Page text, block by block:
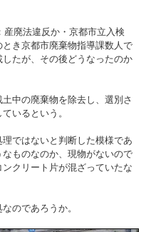
産廃法違反か・京都市立入検
き京都市廃棄物指導課数人で
たが、その後どうなったのか
中の廃棄物を除去し、選別さ
いるという。
ではないと判断した模様であ
ものなのか、現物がないので
クリート片が混ざっていたな
のであろうか。